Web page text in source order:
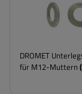
DROMET
für M12-Muttern (